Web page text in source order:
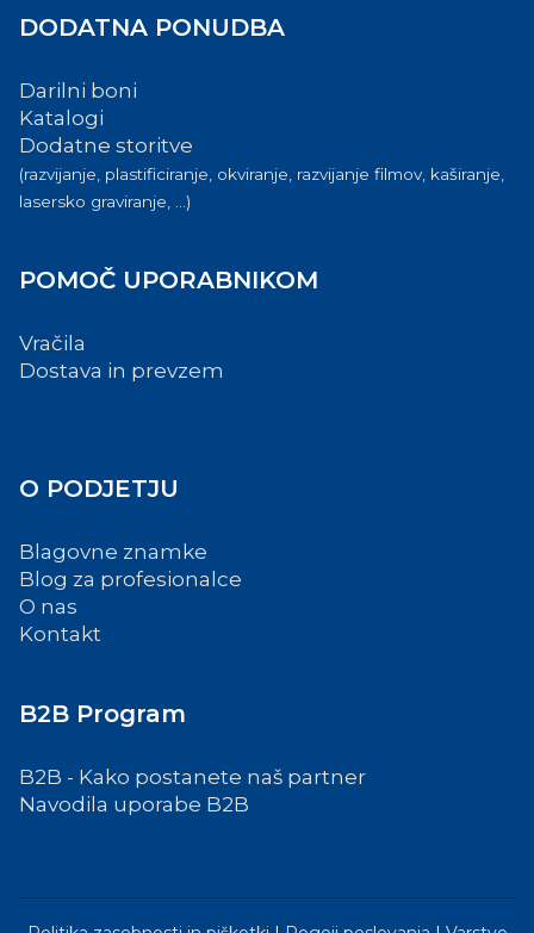
DODATNA PONUDBA
Darilni boni
Katalogi
Dodatne storitve
(razvijanje, plastificiranje, okviranje, razvijanje filmov, kaširanje,
lasersko graviranje, ...)
POMOČ UPORABNIKOM
Vračila
Dostava in prevzem
O PODJETJU
Blagovne znamke
Blog za profesionalce
O nas
Kontakt
B2B Program
B2B - Kako postanete naš partner
Navodila uporabe B2B